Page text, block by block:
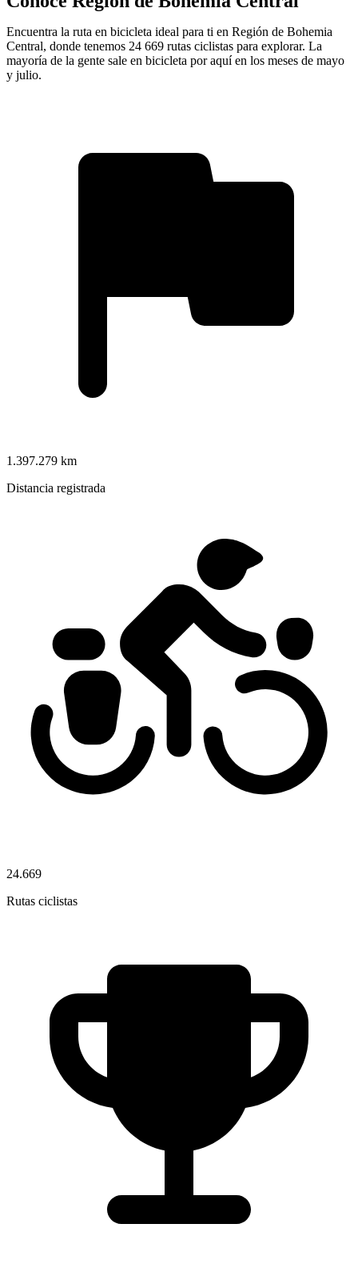
Encuentra la ruta en bicicleta ideal para ti en Región de Bohemia
Central, donde tenemos 24 669 rutas ciclistas para explorar. La
mayoría de la gente sale en bicicleta por aquí en los meses de mayo
y julio.
1.397.279 km
Distancia registrada
24.669
Rutas ciclistas